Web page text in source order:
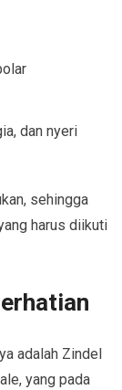
dan nyeri
sehingga
harus diikuti
adalah Zindel
yang pada